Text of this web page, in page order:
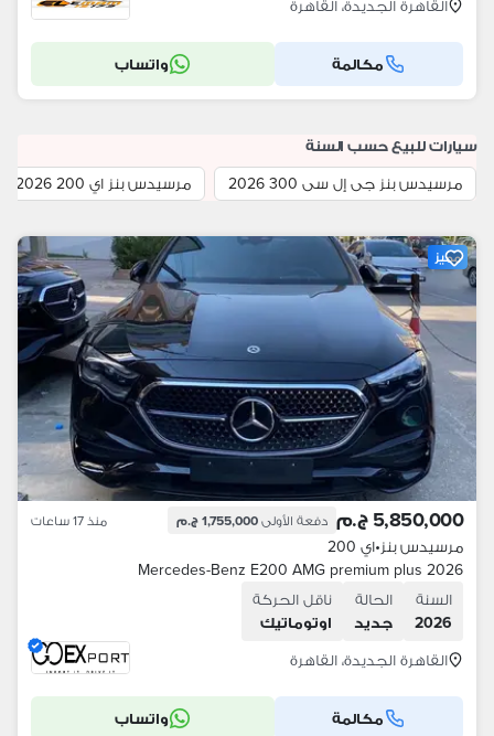
القاهرة الجديدة، القاهرة
مكالمة واتساب
سيارات للبيع حسب السنة
مرسيدس بنز جى إل سى 300 2026
مرسيدس بنز اي 200 2026
مميز
5,850,000 ج.م دفعة الأولى 1,755,000 ج.م منذ 17 ساعات
مرسيدس بنز•اي 200
Mercedes-Benz E200 AMG premium plus 2026
السنة
2026
الحالة
جديد
ناقل الحركة
اوتوماتيك
القاهرة الجديدة، القاهرة
مكالمة واتساب